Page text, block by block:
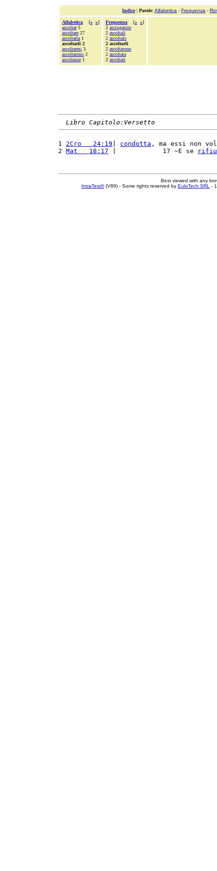
Indice| Parole: Alfabetica - Frequenza -
Alfabetica [« »]
ascoltar5
ascoltare 27
ascoltarla 1
ascoltarli 2
ascoltarmi 3
ascoltarono 2
ascoltasse 1
Frequenza [« »]
2 asciugatoio
2 ascoltali
2 ascoltalo
2 ascoltarli
2 ascoltarono
2 ascoltata
2 ascoltati
Libro Capitolo:Versetto
1 2Cro   24:19 condotta , ma essi non
2 Mat   18:17 |            17 ~E se
Best viewed with any
IntraText®(V89) - Some rights reserved by EuloTech SRL -